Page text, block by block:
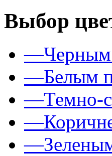
Выбор
—
—Белым
—Темно-
—
—